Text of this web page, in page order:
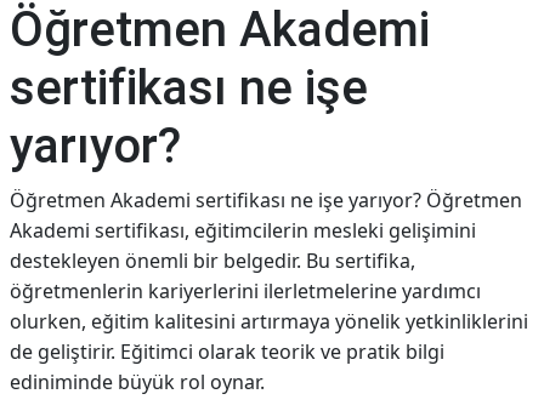
Öğretmen Akademi
sertifikası ne işe
yarıyor?
Öğretmen Akademi sertifikası ne işe yarıyor? Öğretmen
Akademi sertifikası, eğitimcilerin mesleki gelişimini
destekleyen önemli bir belgedir. Bu sertifika,
öğretmenlerin kariyerlerini ilerletmelerine yardımcı
olurken, eğitim kalitesini artırmaya yönelik yetkinliklerini
de geliştirir. Eğitimci olarak teorik ve pratik bilgi
ediniminde büyük rol oynar.